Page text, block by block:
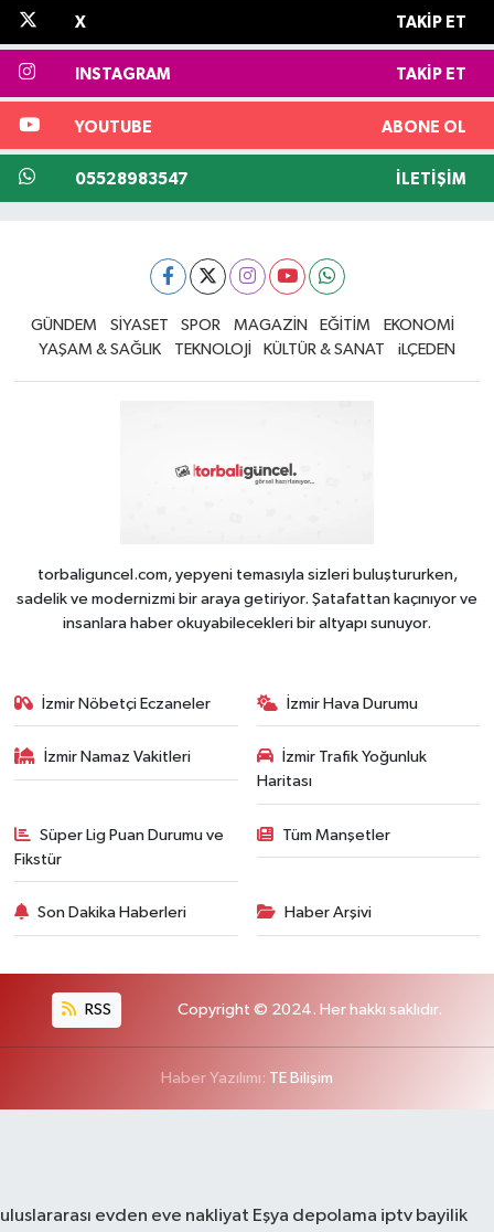
X TAKIP ET
INSTAGRAM TAKIP ET
YOUTUBE ABONE OL
05528983547 İLETIŞIM
GÜNDEM SİYASET SPOR MAGAZİN EĞİTİM
EKONOMİ
YAŞAM & SAĞLIK
TEKNOLOJİ KÜLTÜR & SANAT iLÇEDEN
torbaliguncel.com, yepyeni temasıyla sizleri buluştururken,
sadelik ve modernizmi bir araya getiriyor. Şatafattan kaçınıyor ve
insanlara haber okuyabilecekleri bir altyapı sunuyor.
İzmir Nöbetçi Eczaneler İzmir Hava Durumu
İzmir Namaz Vakitleri
İzmir Trafik Yoğunluk
Haritası
Süper Lig Puan Durumu ve
Fikstür
Tüm Manşetler
Son Dakika Haberleri Haber Arşivi
RSS Copyright © 2024. Her hakkı saklıdır.
Haber Yazılımı: TE Bilişim
uluslararası evden eve nakliyat Eşya depolama iptv bayilik